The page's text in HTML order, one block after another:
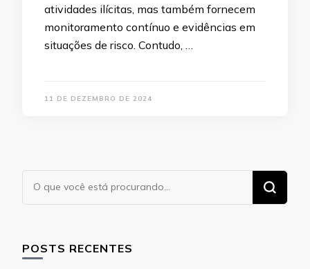
atividades ilícitas, mas também fornecem
monitoramento contínuo e evidências em
situações de risco. Contudo, …
11 DE DEZEMBRO DE 2024
Procurando
algo?
POSTS RECENTES